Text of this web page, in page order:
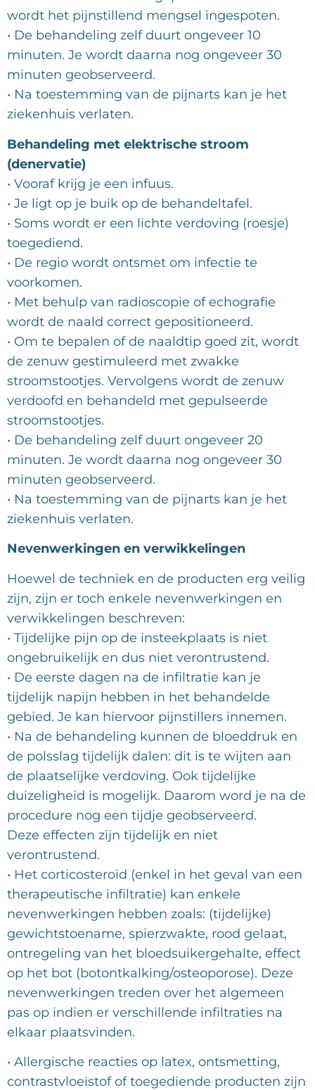
wordt het pijnstillend mengsel ingespoten.
• De behandeling zelf duurt ongeveer 10
minuten. Je wordt daarna nog ongeveer 30
minuten geobserveerd.
• Na toestemming van de pijnarts kan je het
ziekenhuis verlaten.
Behandeling met elektrische stroom
(denervatie)
• Vooraf krijg je een infuus.
• Je ligt op je buik op de behandeltafel.
• Soms wordt er een lichte verdoving (roesje)
toegediend.
• De regio wordt ontsmet om infectie te
voorkomen.
• Met behulp van radioscopie of echografie
wordt de naald correct gepositioneerd.
• Om te bepalen of de naaldtip goed zit, wordt
de zenuw gestimuleerd met zwakke
stroomstootjes. Vervolgens wordt de zenuw
verdoofd en behandeld met gepulseerde
stroomstootjes.
• De behandeling zelf duurt ongeveer 20
minuten. Je wordt daarna nog ongeveer 30
minuten geobserveerd.
• Na toestemming van de pijnarts kan je het
ziekenhuis verlaten.
Nevenwerkingen en verwikkelingen
Hoewel de techniek en de producten erg veilig
zijn, zijn er toch enkele nevenwerkingen en
verwikkelingen beschreven:
• Tijdelijke pijn op de insteekplaats is niet
ongebruikelijk en dus niet verontrustend.
• De eerste dagen na de infiltratie kan je
tijdelijk napijn hebben in het behandelde
gebied. Je kan hiervoor pijnstillers innemen.
• Na de behandeling kunnen de bloeddruk en
de polsslag tijdelijk dalen: dit is te wijten aan
de plaatselijke verdoving. Ook tijdelijke
duizeligheid is mogelijk. Daarom word je na de
procedure nog een tijdje geobserveerd.
Deze effecten zijn tijdelijk en niet
verontrustend.
• Het corticosteroïd (enkel in het geval van een
therapeutische infiltratie) kan enkele
nevenwerkingen hebben zoals: (tijdelijke)
gewichtstoename, spierzwakte, rood gelaat,
ontregeling van het bloedsuikergehalte, effect
op het bot (botontkalking/osteoporose). Deze
nevenwerkingen treden over het algemeen
pas op indien er verschillende infiltraties na
elkaar plaatsvinden.
• Allergische reacties op latex, ontsmetting,
contrastvloeistof of toegediende producten zijn